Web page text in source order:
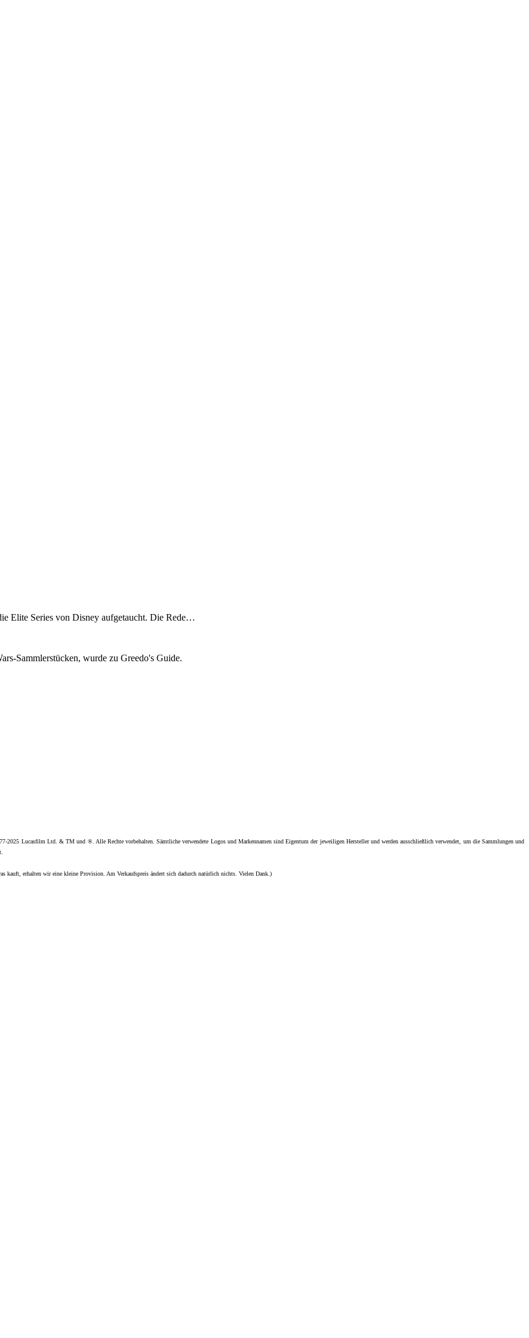
Elite Series von Disney aufgetaucht. Die Rede…
Sammlerstücken, wurde zu Greedo's Guide.
2025 Lucasfilm Ltd. & TM und ®. Alle Rechte vorbehalten. Sämtliche verwendete Logos und Markennamen sind Eigentum der jeweiligen Hersteller und werden ausschließlich verwendet, um die Sammlungen und
kauft, erhalten wir eine kleine Provision. Am Verkaufspreis ändert sich dadurch natürlich nichts. Vielen Dank.)